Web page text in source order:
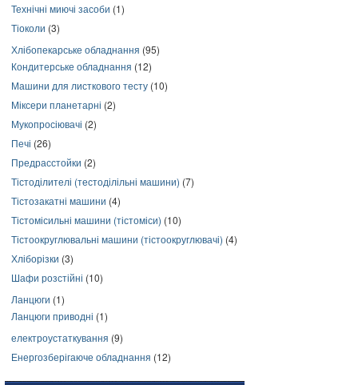
Технічні миючі засоби (1)
Тіоколи (3)
Хлібопекарське обладнання (95)
Кондитерське обладнання (12)
Машини для листкового тесту (10)
Міксери планетарні (2)
Мукопросіювачі (2)
Печі (26)
Предрасстойки (2)
Тістоділителі (тестоділільні машини) (7)
Тістозакатні машини (4)
Тістомісильні машини (тістоміси) (10)
Тістоокруглювальні машини (тістоокруглювачі) (4)
Хліборізки (3)
Шафи розстійні (10)
Ланцюги (1)
Ланцюги приводні (1)
електроустаткування (9)
Енергозберігаюче обладнання (12)